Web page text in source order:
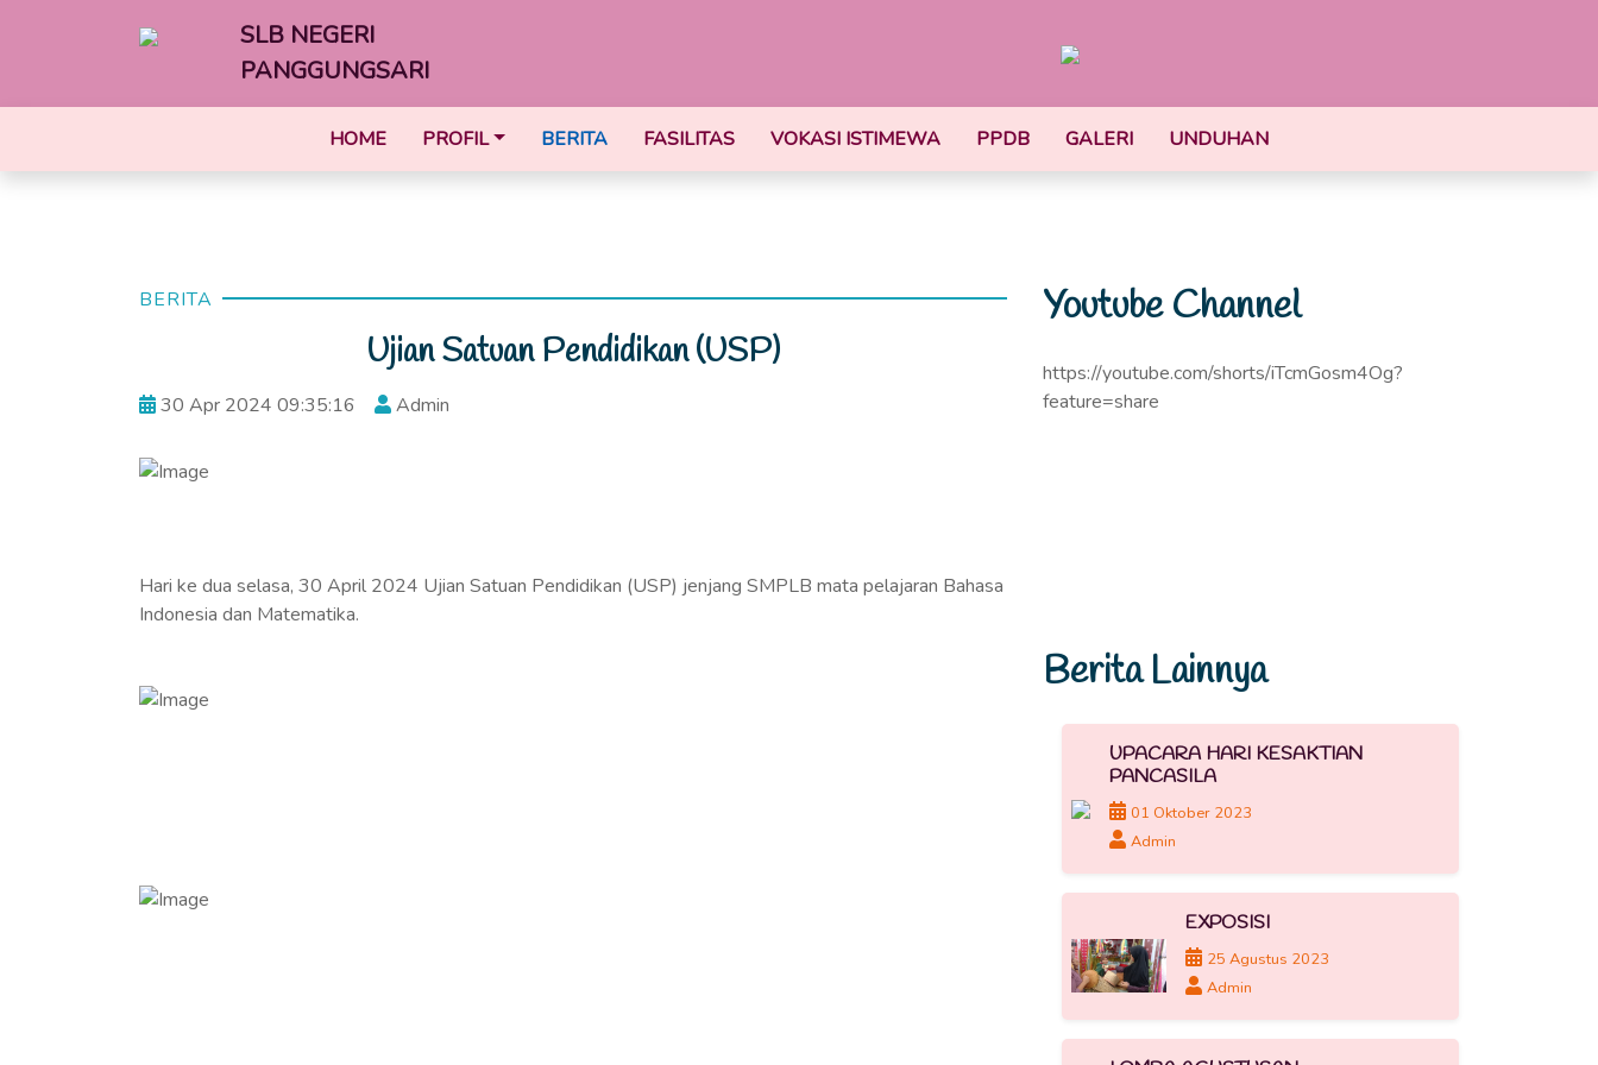
SLB NEGERI
PANGGUNGSARI
HOME PROFIL BERITA FASILITAS VOKASI ISTIMEWA PPDB GALERI UNDUHAN
BERITA
Ujian Satuan Pendidikan (USP)
30 Apr 2024 09:35:16 Admin
Hari ke dua selasa, 30 April 2024 Ujian Satuan Pendidikan (USP) jenjang SMPLB mata pelajaran Bahasa
Indonesia dan Matematika.
Youtube Channel
https://youtube.com/shorts/iTcmGosm4Og?
feature=share
Berita Lainnya
UPACARA HARI KESAKTIAN
PANCASILA
01 Oktober 2023
Admin
EXPOSISI
25 Agustus 2023
Admin